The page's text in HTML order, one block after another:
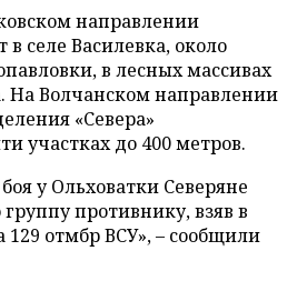
направлении
в селе Василевка, около
в лесных массивах
На Волчанском направлении
«Севера»
участках до 400 метров.
у Ольховатки Северяне
противнику, взяв в
129 отмбр ВСУ», – сообщили